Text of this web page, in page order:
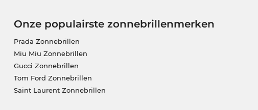
Onze populairste zonnebrillenmerken
Prada Zonnebrillen
Miu Miu Zonnebrillen
Gucci Zonnebrillen
Tom Ford Zonnebrillen
Saint Laurent Zonnebrillen